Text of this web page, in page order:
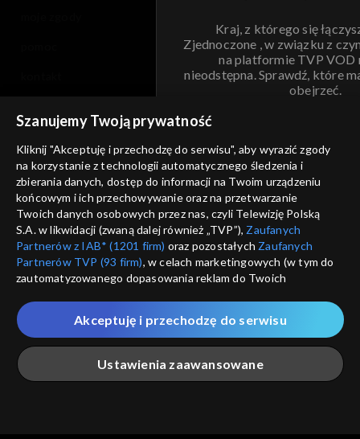
Kraj, z którego się
Zjednoczone , w związku z
na platformie TVP VOD
nieodstępna. Sprawdź, które
obejrzeć.
ANULUJ
informacje o dostawcy usług
Szanujemy Twoją prywatność
Kliknij "Akceptuję i przechodzę do serwisu", aby wyrazić zgody
na korzystanie z technologii automatycznego śledzenia i
zbierania danych, dostęp do informacji na Twoim urządzeniu
końcowym i ich przechowywanie oraz na przetwarzanie
Twoich danych osobowych przez nas, czyli Telewizję Polską
S.A. w likwidacji (zwaną dalej również „TVP”), Zaufanych
Partnerów z IAB* (1201 firm) oraz pozostałych Zaufanych
Partnerów TVP (93 firm), w celach marketingowych (w tym do
zautomatyzowanego dopasowania reklam do Twoich
które wskazujemy poniżej, a także zgody na udostępnianie
przez nas identyfikatora PPID do Google.
Twoje dane osobowe zbierane podczas odwiedzania przez
Ciebie naszych
poszczególnych serwisówzwanych dalej
„Portalem”, w tym informacje zapisywane za pomocą
Ustawienia zaawansowane
Akceptuję i przechodzę do serwisu